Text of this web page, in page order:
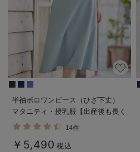
半袖ポロワンピース（ひざ下丈）
マタニティ・授乳服【出産後も長く
使える】
14件
￥5,490 税込